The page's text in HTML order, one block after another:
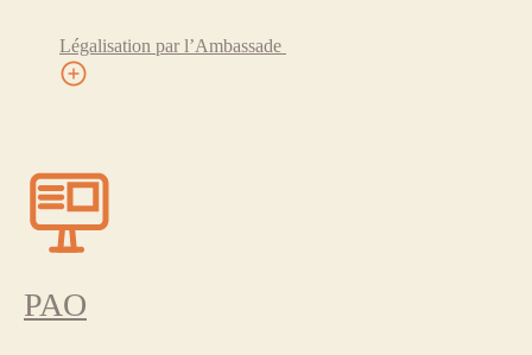
Légalisation par l’Ambassade
PAO